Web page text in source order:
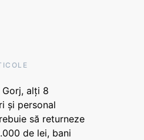
Gorj, alți 8
și personal
să returneze
de lei, bani